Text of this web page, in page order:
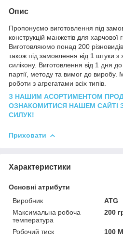
Опис
Пропонуємо виготовлення під
конструкцій манжетів для харчової
Виготовляюмо понад 200
також під замовлення від 1 штуки з
силікону. Виготовлення від 1 дня
партії, методу та вимог до виробу.
роботи з агрегатами всіх типів.
З НАШИМ АСОРТИМЕНТОМ
ОЗНАКОМИТИСЯ НАШЕМ САЙТІ
СИЛУК!
Приховати
Характеристики
Основні атрибути
Виробник
ATG
Максимальна робоча
температура
200
Робочий тиск
100